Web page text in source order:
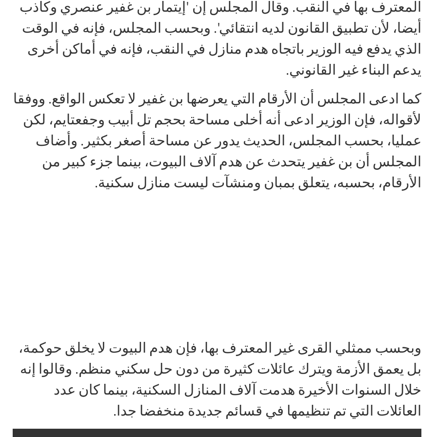
المعترف بها في النقب. وقال المجلس إن 'إيتمار بن غفير عنصري وكاذب
أيضا، لأن تطبيق القانون لديه انتقائي'. وبحسب المجلس، فإنه في الوقت
الذي يدفع فيه الوزير باتجاه هدم منازل في النقب، فإنه في أماكن أخرى
يدعم البناء غير القانوني.
كما ادعى المجلس أن الأرقام التي يعرضها بن غفير لا تعكس الواقع. ووفقا
لأقواله، فإن الوزير ادعى أنه أخلى مساحة بحجم تل أبيب وجفعتايم، لكن
عمليا، بحسب المجلس، الحديث يدور عن مساحة أصغر بكثير. وأضاف
المجلس أن بن غفير يتحدث عن هدم آلاف البيوت، بينما جزء كبير من
الأرقام، بحسبه، يتعلق بمبان ومنشآت ليست منازل سكنية.
وبحسب ممثلي القرى غير المعترف بها، فإن هدم البيوت لا يخلق حوكمة،
بل يعمق الأزمة ويترك عائلات كثيرة من دون حل سكني منظم. وقالوا إنه
خلال السنوات الأخيرة هدمت آلاف المنازل السكنية، بينما كان عدد
العائلات التي تم تنظيمها في قسائم جديدة منخفضا جدا.